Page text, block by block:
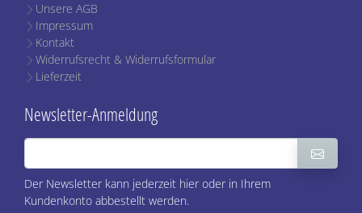
Unsere AGB
Impressum
Kontakt
Widerrufsrecht & Widerrufsformular
Lieferzeit
Newsletter-Anmeldung
Der Newsletter kann jederzeit hier oder in Ihrem
Kundenkonto abbestellt werden.